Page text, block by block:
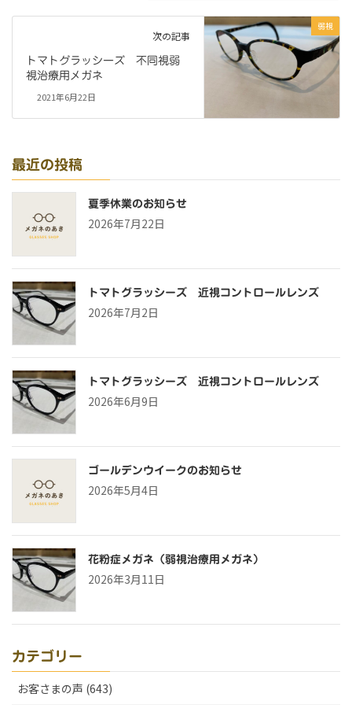
弱視
次の記事
トマトグラッシーズ 不同視弱
視治療用メガネ
2021年6月22日
最近の投稿
夏季休業のお知らせ
2026年7月22日
トマトグラッシーズ 近視コントロールレンズ
2026年7月2日
トマトグラッシーズ 近視コントロールレンズ
2026年6月9日
ゴールデンウイークのお知らせ
2026年5月4日
花粉症メガネ（弱視治療用メガネ）
2026年3月11日
カテゴリー
お客さまの声 (643)